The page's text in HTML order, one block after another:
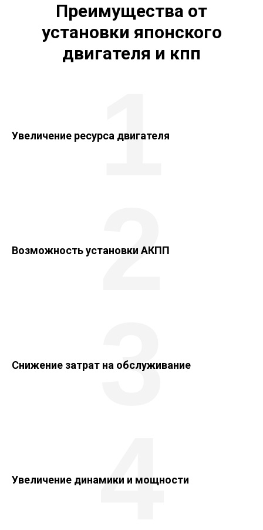
Преимущества от
установки японского
двигателя и кпп
Увеличение ресурса двигателя
1
Возможность установки АКПП
2
Снижение затрат на обслуживание
3
Увеличение динамики и мощности
4